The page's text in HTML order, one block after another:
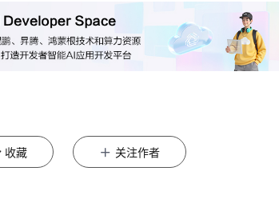
收藏 关注作者